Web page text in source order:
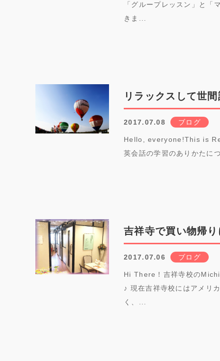
「グループレッスン」と「
きま...
リラックスして世
2017.07.08 ブログ
Hello, everyone!This is
英会話の学習のありかたに
吉祥寺で買い物帰
2017.07.06 ブログ
Hi There！吉祥寺校の
♪ 現在吉祥寺校にはアメリ
く、...